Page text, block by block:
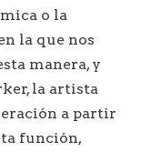
o la
la que nos
manera, y
la artista
a partir
función,